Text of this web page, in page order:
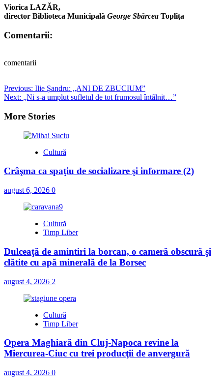
Viorica LAZĂR,
director Biblioteca Municipală George Sbârcea Topliţa
Comentarii:
comentarii
Post
navigation
Previous: Ilie Şandru: „ANI DE ZBUCIUM”
Next: „Ni s-a umplut sufletul de tot frumosul întâlnit…”
More Stories
Cultură
Crâşma ca spaţiu de socializare şi informare (2)
august 6, 2026 0
Cultură
Timp Liber
Dulceaţă de amintiri la borcan, o cameră obscură şi
clătite cu apă minerală de la Borsec
august 4, 2026 2
Cultură
Timp Liber
Opera Maghiară din Cluj-Napoca revine la
Miercurea-Ciuc cu trei producţii de anvergură
august 4, 2026 0